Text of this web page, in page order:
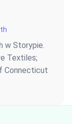
w Storypie.
Textiles;
Connecticut